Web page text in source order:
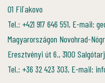
01 Fiľakovo
Tel.: +421 917 646 551, E-mail:
Magyarországon Novohrad-
Eresztvényi út 6., 3100
Tel.: +36 32 423 303, E-mail: